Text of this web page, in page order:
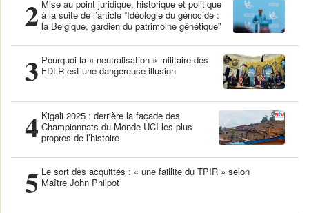
2 Mise au point juridique, historique et politique
à la suite de l’article “Idéologie du génocide :
la Belgique, gardien du patrimoine génétique”
3 Pourquoi la « neutralisation » militaire des
FDLR est une dangereuse illusion
4 Kigali 2025 : derrière la façade des
Championnats du Monde UCI les plus
propres de l’histoire
5 Le sort des acquittés : « une faillite du TPIR » selon
Maître John Philpot